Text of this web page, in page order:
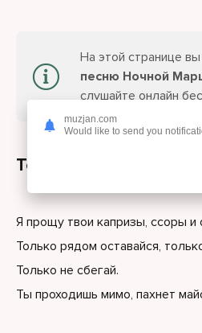
На этой странице
песню Ночной
слушайте онлайн
Текст песни
Я прощу твои капризы, ссоры и
Только рядом оставайся,
Только не сбегай.
Ты проходишь мимо, пахнет
muzjan.com
Would like to send you